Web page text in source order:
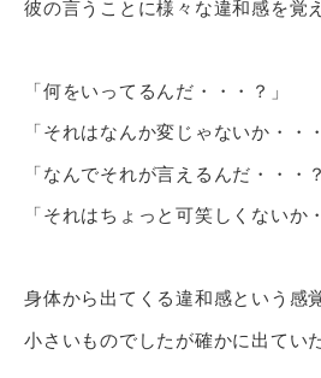
彼の言うことに様々な違和感を覚
「何をいってるんだ・・・？」
「それはなんか変じゃないか・・
「なんでそれが言えるんだ・・・
「それはちょっと可笑しくないか
身体から出てくる違和感という感
小さいものでしたが確かに出てい